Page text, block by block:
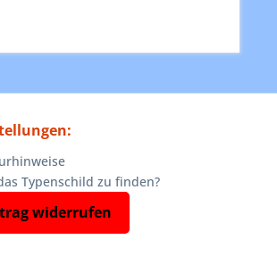
Typenschild zu finden?
widerrufen